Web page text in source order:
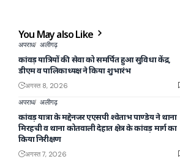
You May also Like
अपराध अलीगढ़
कांवड़ यात्रियों की सेवा को समर्पित हुआ सुविधा केंद्र,
डीएम व पालिकाध्यक्ष ने किया शुभारंभ
अगस्त 8, 2026
अपराध अलीगढ़
कांवड़ यात्रा के मद्देनजर एएसपी श्वेताभ पाण्डेय ने थाना
मिरहची व थाना कोतवाली देहात क्षेत्र के कांवड़ मार्ग का
किया निरीक्षण
अगस्त 7, 2026